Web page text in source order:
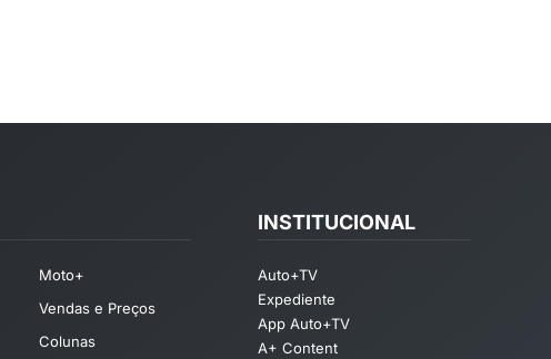
Moto+
Vendas e Preços
Colunas
INSTITUCIONAL
Auto+TV
Expediente
App Auto+TV
A+ Content